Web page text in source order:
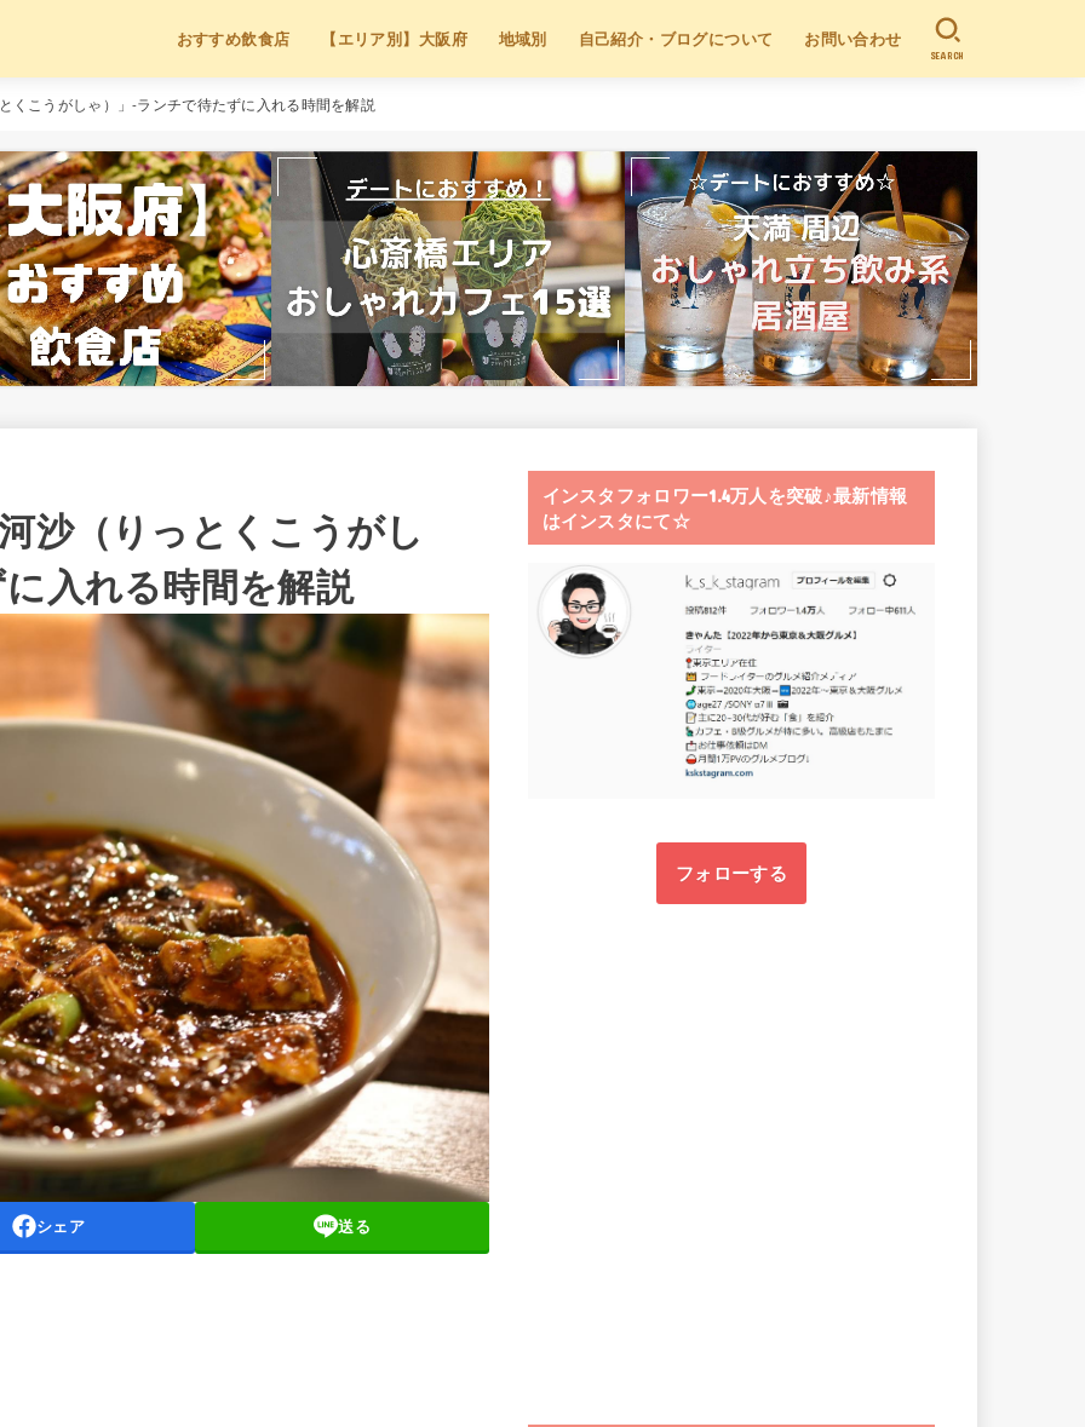
おすすめ飲食店 【エリア別】大阪府 地域別 自己紹介・ブログについて お問い合わせ
SEARCH
くこうがしゃ）」-ランチで待たずに入れる時間を解説
沙（りっとくこうがし
入れる時間を解説
シェア 送る
インスタフォロワー1.4万人を突破♪最新情報
はインスタにて☆
フォローする